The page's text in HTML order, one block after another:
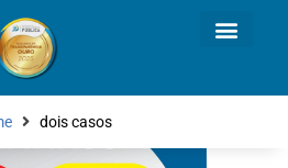
dois casos